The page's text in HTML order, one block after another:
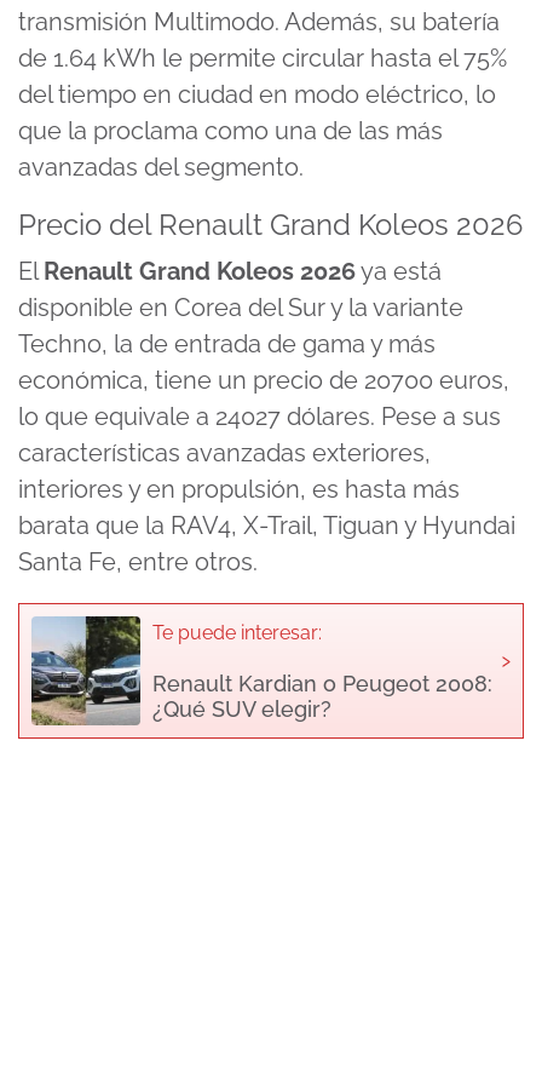
transmisión Multimodo. Además, su batería
de 1.64 kWh le permite circular hasta el 75%
del tiempo en ciudad en modo eléctrico, lo
que la proclama como una de las más
avanzadas del segmento.
Precio del Renault Grand Koleos 2026
ElRenault Grand Koleos 2026ya está
disponible en Corea del Sur y la variante
Techno, la de entrada de gama y más
económica, tiene un precio de 20700 euros,
lo que equivale a 24027 dólares. Pese a sus
características avanzadas exteriores,
interiores y en propulsión, es hasta más
barata que la RAV4, X-Trail, Tiguan y Hyundai
Santa Fe, entre otros.
Te puede interesar:
Renault Kardian o Peugeot 2008:
¿Qué SUV elegir?
›